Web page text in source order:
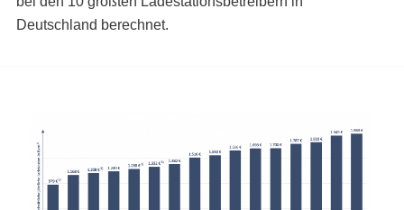
Deutschland berechnet.